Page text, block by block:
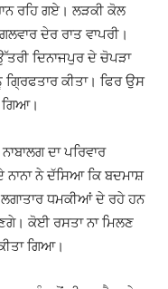
ਰਹਿ ਗਏ। ਲੜਕੀ ਕੋਲ
ਦੇਰ ਰਾਤ ਵਾਪਰੀ।
ਦਿਨਾਜਪੁਰ ਦੇ ਚੋਪੜਾ
ਕੀਤਾ। ਫਿਰ ਉਸ
ਗਿਆ।
ਦਾ ਪਰਿਵਾਰ
ਨੇ ਦੱਸਿਆ ਕਿ ਬਦਮਾਸ਼
ਲਗਾਤਾਰ ਧਮਕੀਆਂ ਦੇ ਰਹੇ ਹਨ
ਕੋਈ ਰਸਤਾ ਨਾ ਮਿਲਣ
ਗਿਆ।